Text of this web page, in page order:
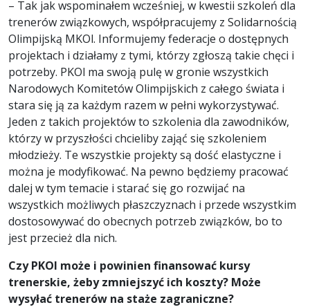
– Tak jak wspominałem wcześniej, w kwestii szkoleń dla
trenerów związkowych, współpracujemy z Solidarnością
Olimpijską MKOl. Informujemy federacje o dostępnych
projektach i działamy z tymi, którzy zgłoszą takie chęci i
potrzeby. PKOl ma swoją pulę w gronie wszystkich
Narodowych Komitetów Olimpijskich z całego świata i
stara się ją za każdym razem w pełni wykorzystywać.
Jeden z takich projektów to szkolenia dla zawodników,
którzy w przyszłości chcieliby zająć się szkoleniem
młodzieży. Te wszystkie projekty są dość elastyczne i
można je modyfikować. Na pewno będziemy pracować
dalej w tym temacie i starać się go rozwijać na
wszystkich możliwych płaszczyznach i przede wszystkim
dostosowywać do obecnych potrzeb związków, bo to
jest przecież dla nich.
Czy PKOl może i powinien finansować kursy
trenerskie, żeby zmniejszyć ich koszty? Może
wysyłać trenerów na staże zagraniczne?